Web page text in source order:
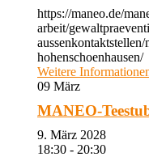
https://maneo.de/
arbeit/
hohenschoenhausen/
Weitere
09 März
MANEO-
9. März 2028
18:30 - 20:30